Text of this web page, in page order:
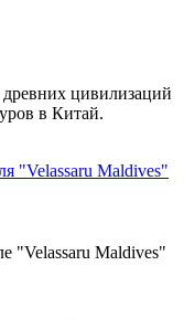
цивилизаций
в Китай.
"Velassaru Maldives"
"Velassaru Maldives"